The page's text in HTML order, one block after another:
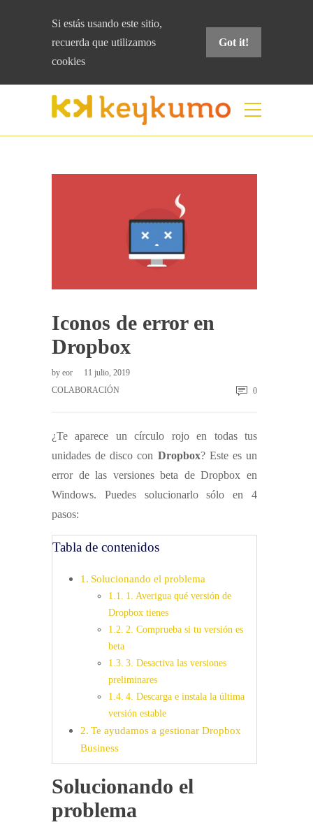
Si estás usando este sitio,
recuerda que utilizamos
cookies
Got it!
Home Colaboración
Dropbox
Iconos de error en
Dropbox
by eor
11 julio, 2019
COLABORACIÓN
0
¿Te aparece un círculo rojo en todas tus
unidades de disco con Dropbox? Este es un
error de las versiones beta de Dropbox en
Windows. Puedes solucionarlo sólo en 4
pasos:
Tabla de contenidos
Solucionando el problema
1. Averigua qué versión de
Dropbox tienes
2. Comprueba si tu versión es
beta
3. Desactiva las versiones
preliminares
4. Descarga e instala la última
versión estable
Te ayudamos a gestionar Dropbox
Business
Solucionando el
problema